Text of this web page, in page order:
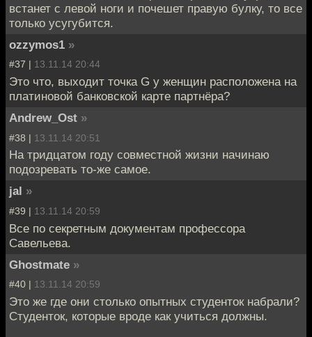
встанет с левой ноги и почешет правую булку, то все
только усугубится.
ozzymos1 »
#37 | 13.11.14 20:44
Это что, выходит точка G у женщин расположена на
платиновой банковской карте партнёра?
Andrew_Ost »
#38 | 13.11.14 20:51
На тридцатом году совместной жизни начинаю
подозревать то-же самое.
jal »
#39 | 13.11.14 20:59
Все по секретным документам профессора
Савельева.
Ghostmate »
#40 | 13.11.14 20:59
Это же где они столько опытных студенток набрали?
Студенток, которые вроде как учиться должны.